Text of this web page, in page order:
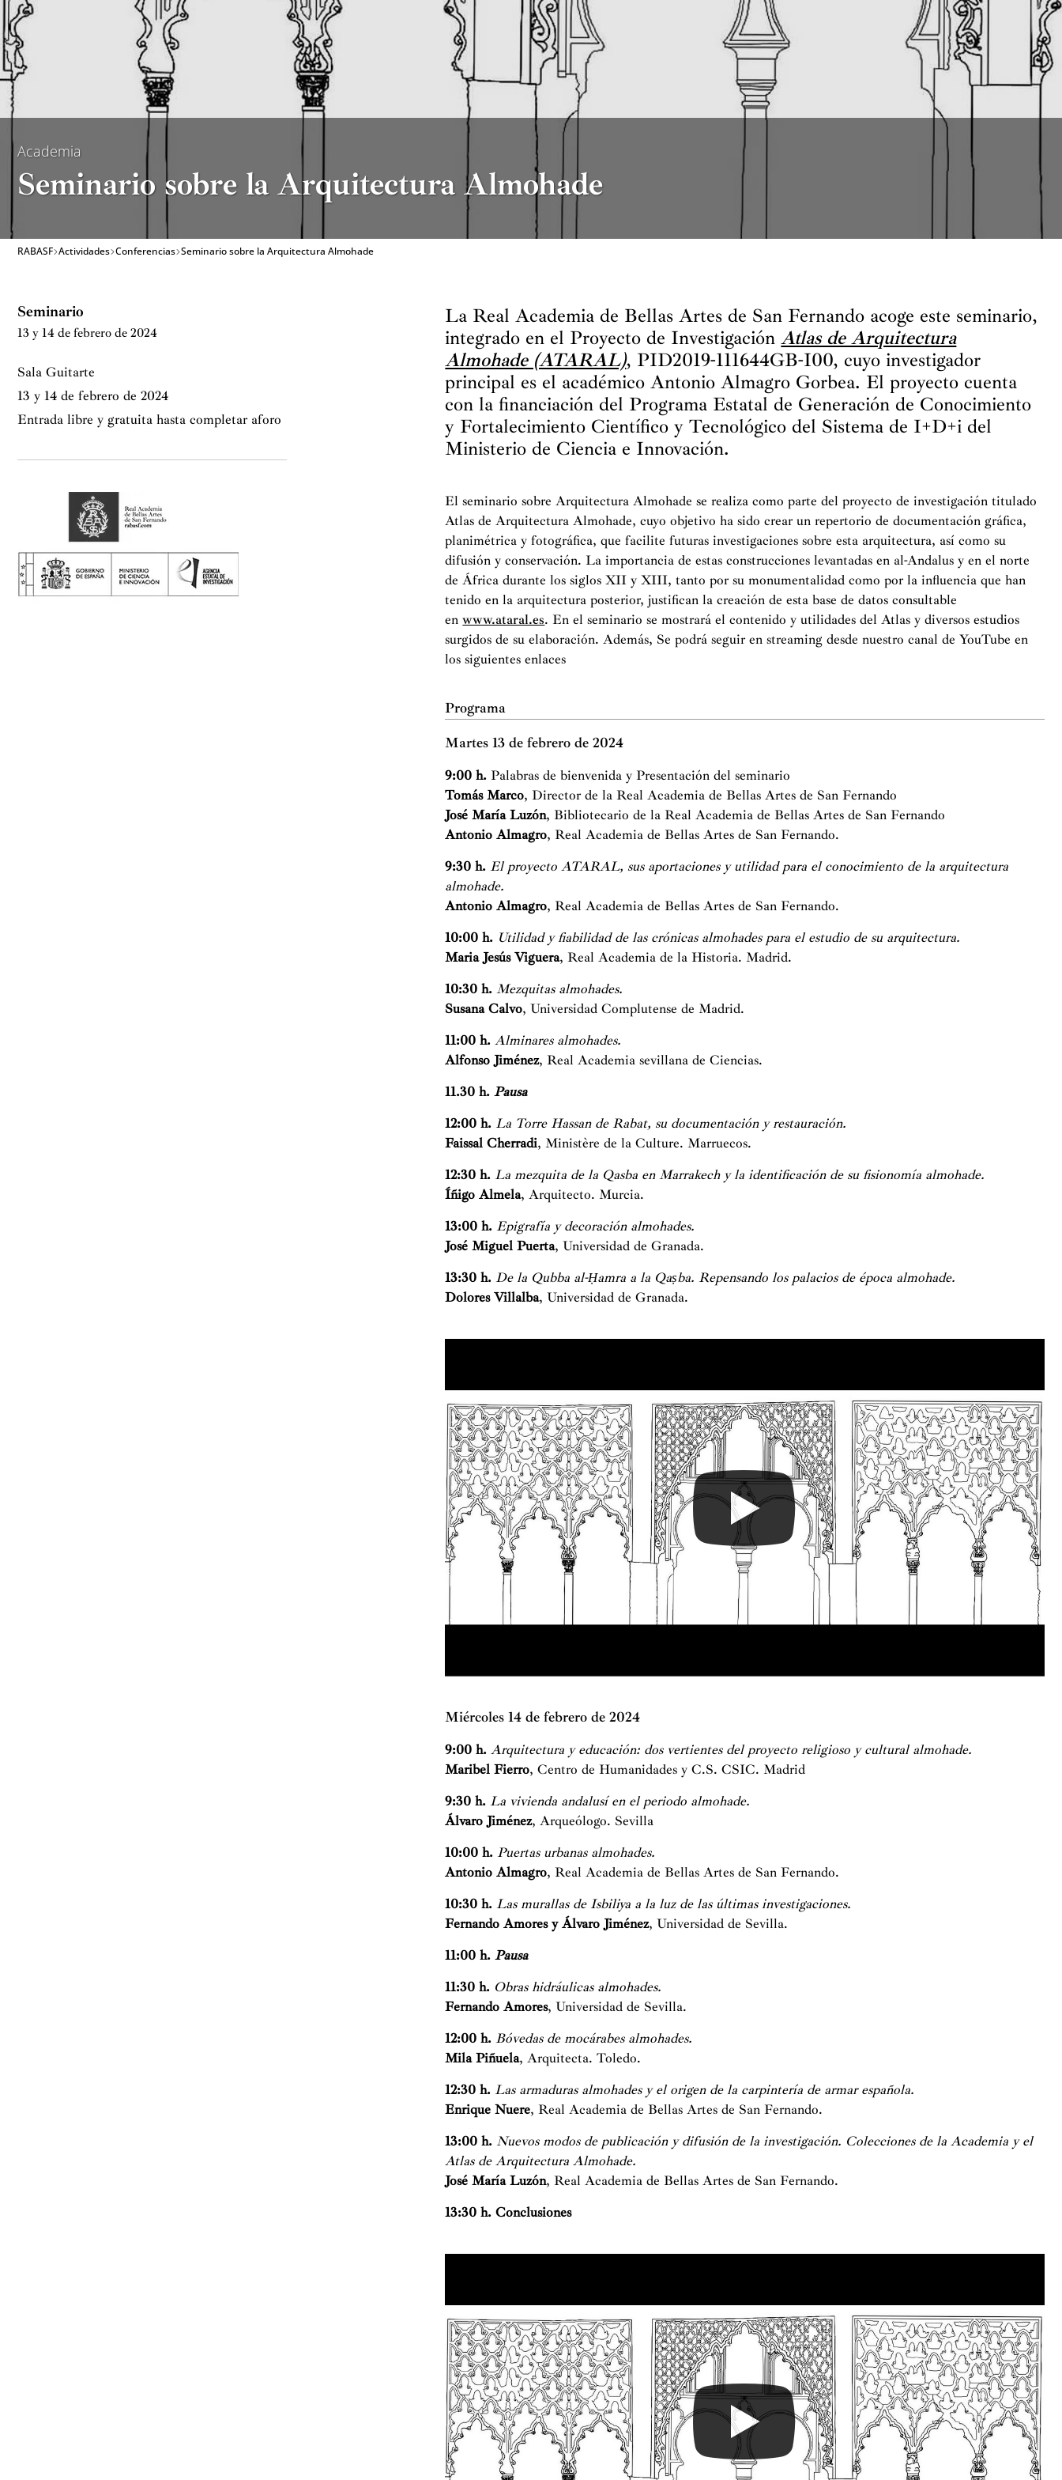
Academia
Seminario sobre la Arquitectura Almohade
RABASF Actividades Conferencias Seminario sobre la Arquitectura Almohade
Seminario
13 y 14 de febrero de 2024
Sala Guitarte
13 y 14 de febrero de 2024
Entrada libre y gratuita hasta completar aforo
La Real Academia de Bellas Artes de San Fernando acoge este seminario,
integrado en el Proyecto de InvestigaciónAtlas de Arquitectura
Almohade (ATARAL), PID2019-111644GB-I00, cuyo investigador
principal es el académico Antonio Almagro Gorbea. El proyecto cuenta
con la financiación del Programa Estatal de Generación de Conocimiento
y Fortalecimiento Científico y Tecnológico del Sistema de I+D+i del
Ministerio de Ciencia e Innovación.
El seminario sobre Arquitectura Almohade se realiza como parte del proyecto de investigación titulado
Atlas de Arquitectura Almohade, cuyo objetivo ha sido crear un repertorio de documentación gráfica,
planimétrica y fotográfica, que facilite futuras investigaciones sobre esta arquitectura, así como su
difusión y conservación. La importancia de estas construcciones levantadas en al-Andalus y en el norte
de África durante los siglos XII y XIII, tanto por su monumentalidad como por la influencia que han
tenido en la arquitectura posterior, justifican la creación de esta base de datos consultable
enwww.ataral.es. En el seminario se mostrará el contenido y utilidades del Atlas y diversos estudios
surgidos de su elaboración. Además, Se podrá seguir en streaming desde nuestro canal de YouTube en
los siguientes enlaces
Programa
Martes 13 de febrero de 2024
9:00 h. Palabras de bienvenida y Presentación del seminario
Tomás Marco, Director de la Real Academia de Bellas Artes de San Fernando
José María Luzón, Bibliotecario de la Real Academia de Bellas Artes de San Fernando
Antonio Almagro, Real Academia de Bellas Artes de San Fernando.
9:30 h. El proyecto ATARAL, sus aportaciones y utilidad para el conocimiento de la arquitectura
almohade.
Antonio Almagro, Real Academia de Bellas Artes de San Fernando.
10:00 h. Utilidad y fiabilidad de las crónicas almohades para el estudio de su arquitectura.
Maria Jesús Viguera, Real Academia de la Historia. Madrid.
10:30 h. Mezquitas almohades.
Susana Calvo, Universidad Complutense de Madrid.
11:00 h. Alminares almohades.
Alfonso Jiménez, Real Academia sevillana de Ciencias.
11.30 h. Pausa
12:00 h. La Torre Hassan de Rabat, su documentación y restauración.
Faissal Cherradi, Ministère de la Culture. Marruecos.
12:30 h. La mezquita de la Qasba en Marrakech y la identificación de su fisionomía almohade.
Íñigo Almela, Arquitecto. Murcia.
13:00 h. Epigrafía y decoración almohades.
José Miguel Puerta, Universidad de Granada.
13:30 h. De la Qubba al-Ḥamra a la Qaṣba. Repensando los palacios de época almohade.
Dolores Villalba, Universidad de Granada.
Tu configuración de cookies no permite la visualización de este contenido
Configurar cookies
Miércoles 14 de febrero de 2024
9:00 h. Arquitectura y educación: dos vertientes del proyecto religioso y cultural almohade.
Maribel Fierro, Centro de Humanidades y C.S. CSIC. Madrid
9:30 h. La vivienda andalusí en el periodo almohade.
Álvaro Jiménez, Arqueólogo. Sevilla
10:00 h. Puertas urbanas almohades.
Antonio Almagro, Real Academia de Bellas Artes de San Fernando.
10:30 h. Las murallas de Isbiliya a la luz de las últimas investigaciones.
Fernando Amores y Álvaro Jiménez, Universidad de Sevilla.
11:00 h. Pausa
11:30 h. Obras hidráulicas almohades.
Fernando Amores, Universidad de Sevilla.
12:00 h. Bóvedas de mocárabes almohades.
Mila Piñuela, Arquitecta. Toledo.
12:30 h. Las armaduras almohades y el origen de la carpintería de armar española.
Enrique Nuere, Real Academia de Bellas Artes de San Fernando.
13:00 h. Nuevos modos de publicación y difusión de la investigación. Colecciones de la Academia y el
Atlas de Arquitectura Almohade.
José María Luzón, Real Academia de Bellas Artes de San Fernando.
13:30 h. Conclusiones
Tu configuración de cookies no permite la visualización de este contenido
Configurar cookies